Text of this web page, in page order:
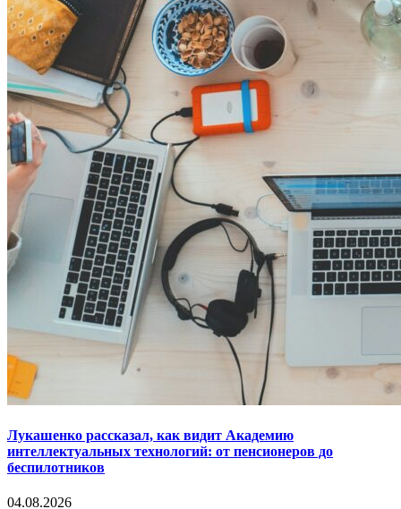
Лукашенко рассказал, как видит Академию
интеллектуальных технологий: от пенсионеров до
беспилотников
04.08.2026